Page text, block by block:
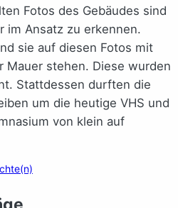
Fotos des Gebäudes sind
im Ansatz zu erkennen.
sie auf diesen Fotos mit
Mauer stehen. Diese wurden
Stattdessen durften die
um die heutige VHS und
von klein auf